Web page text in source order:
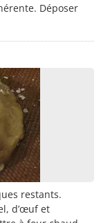
Déposer
restants.
d’œuf et